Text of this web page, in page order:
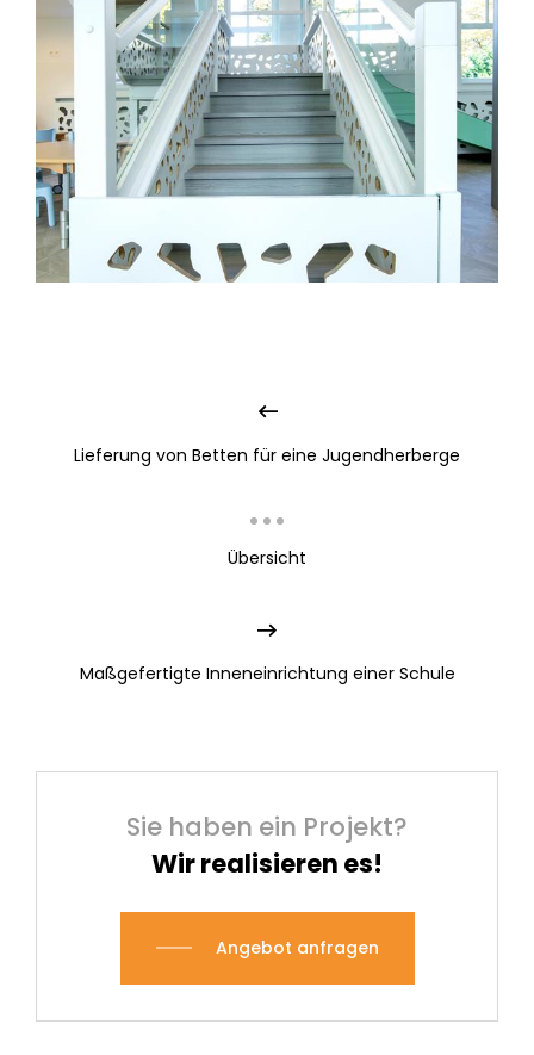
Lieferung von Betten für eine Jugendherberge
Übersicht
Maßgefertigte Inneneinrichtung einer Schule
Sie haben ein Projekt?
Wir realisieren es!
Angebot anfragen